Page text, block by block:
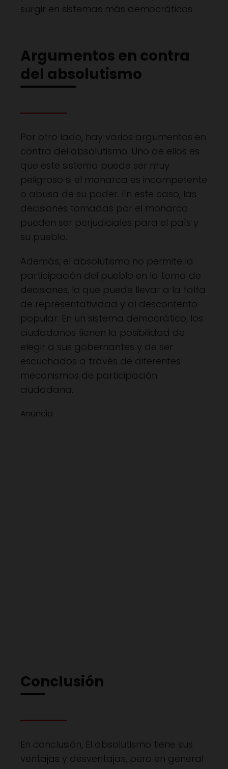
surgir en sistemas más democráticos.
Argumentos en contra
del absolutismo
Por otro lado, hay varios argumentos en
contra del absolutismo. Uno de ellos es
que este sistema puede ser muy
peligroso si el monarca es incompetente
o abusa de su poder. En este caso, las
decisiones tomadas por el monarca
pueden ser perjudiciales para el país y
su pueblo.
Además, el absolutismo no permite la
participación del pueblo en la toma de
decisiones, lo que puede llevar a la falta
de representatividad y al descontento
popular. En un sistema democrático, los
ciudadanos tienen la posibilidad de
elegir a sus gobernantes y de ser
escuchados a través de diferentes
mecanismos de participación
ciudadana.
Anuncio
Conclusión
En conclusión, El absolutismo tiene sus
ventajas y desventajas, pero en general